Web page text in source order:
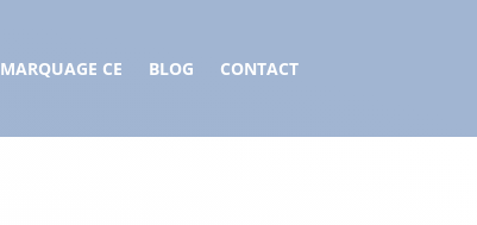
MARQUAGE CE BLOG CONTACT